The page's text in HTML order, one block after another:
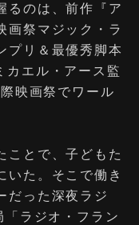
るのは、前作『ア
画祭マジック・ラ
プリ＆最優秀脚本
カエル・アース監
映画祭でワール
ことで、子どもた
いた。そこで働き
だった深夜ラジ
ラジオ・フラン